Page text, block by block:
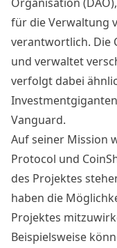
für die Verwaltung
verantwortlich. Die
und verwaltet
verfolgt dabei
Vanguard.
Auf seiner Mission
Protocol und
des Projektes
haben die
Projektes
Beispielsweise